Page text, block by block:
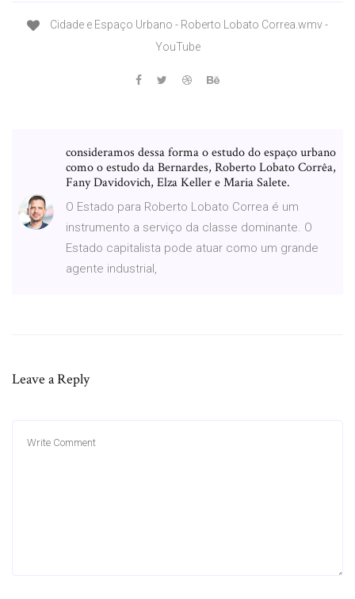
Cidade e Espaço Urbano - Roberto Lobato Correa.wmv -
YouTube
consideramos dessa forma o estudo do espaço urbano
como o estudo da Bernardes, Roberto Lobato Corrêa,
Fany Davidovich, Elza Keller e Maria Salete.
O Estado para Roberto Lobato Correa é um
instrumento a serviço da classe dominante. O
Estado capitalista pode atuar como um grande
agente industrial,
Leave a Reply